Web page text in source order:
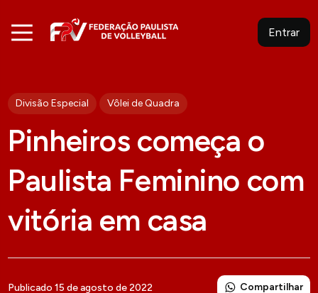
Entrar
Divisão Especial Vôlei de Quadra
Pinheiros começa o
Paulista Feminino com
vitória em casa
Publicado 15 de agosto de 2022 Compartilhar